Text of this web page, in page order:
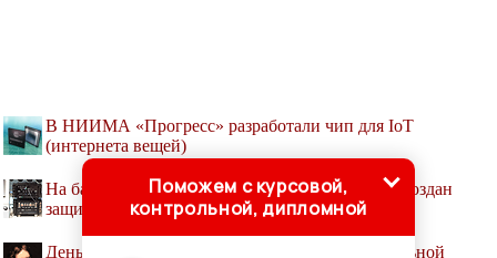
В НИИМА «Прогресс» разработали чип для IoT
(интернета вещей)
На базе российского процессора КОМДИВ-64 создан
защищенный компьютер для военных
День рождения транзистора. 10 имён твердотельной
Поможем с курсовой,
контрольной, дипломной